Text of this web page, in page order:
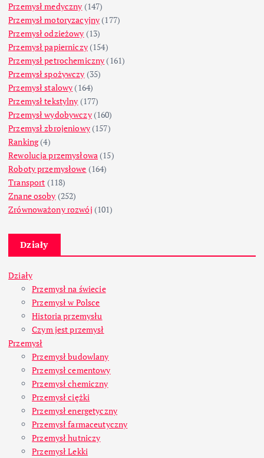
Przemysł medyczny (147)
Przemysł motoryzacyjny (177)
Przemysł odzieżowy (13)
Przemysł papierniczy(154)
Przemysł petrochemiczny (161)
Przemysł spożywczy (35)
Przemysł stalowy (164)
Przemysł tekstylny (177)
Przemysł wydobywczy(160)
Przemysł zbrojeniowy(157)
Ranking(4)
Rewolucja przemysłowa (15)
Roboty przemysłowe (164)
Transport (118)
Znane osoby (252)
Zrównoważony rozwój (101)
Działy
Działy
Przemysł na świecie
Przemysł w Polsce
Historia przemysłu
Czym jest przemysł
Przemysł
Przemysł budowlany
Przemysł cementowy
Przemysł chemiczny
Przemysł ciężki
Przemysł energetyczny
Przemysł farmaceutyczny
Przemysł hutniczy
Przemysł Lekki